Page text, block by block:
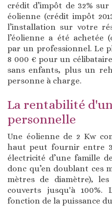
crédit d’impôt de 32%
éolienne (crédit impôt
l’installation sur votre
l’éolienne a été achetée
par un professionnel. Le
8 000 € pour un
sans enfants, plus un
personne à charge.
La rentabilité
personnelle
Une éolienne de 2 Kw
haut peut fournir entre
électricité d’une famille
donc qu’en doublant ces
mètres de diamètre),
couverts jusqu'à 100%.
fonction de la puissance